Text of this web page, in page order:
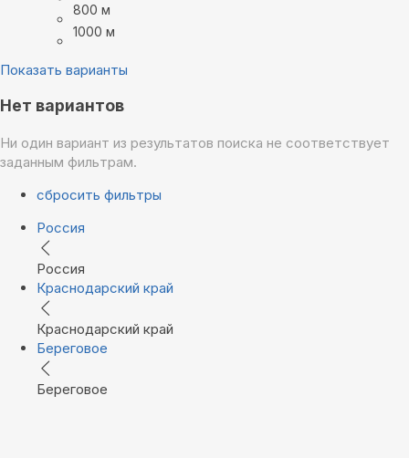
800 м
1000 м
Показать варианты
Нет вариантов
Ни один вариант из результатов поиска не соответствует
заданным фильтрам.
сбросить фильтры
Россия
Россия
Краснодарский край
Краснодарский край
Береговое
Береговое